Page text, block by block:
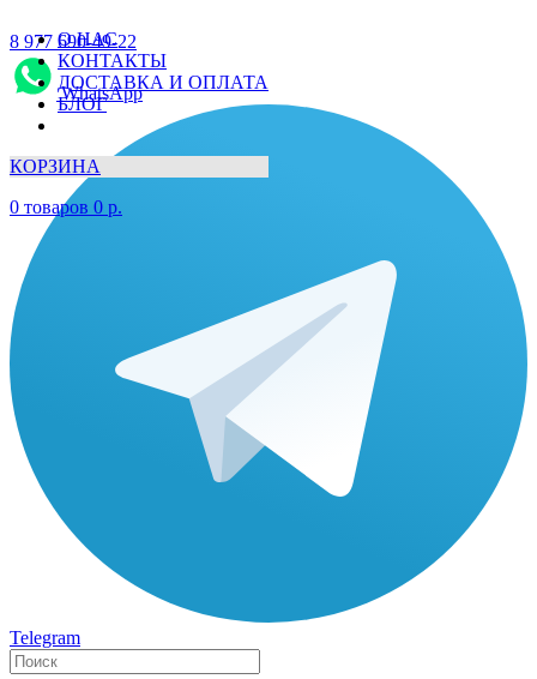
О НАС
КОНТАКТЫ
ДОСТАВКА И ОПЛАТА
БЛОГ
КОРЗИНА
0 товаров 0 р.
8 977 690-49-22
WhatsApp
Telegram